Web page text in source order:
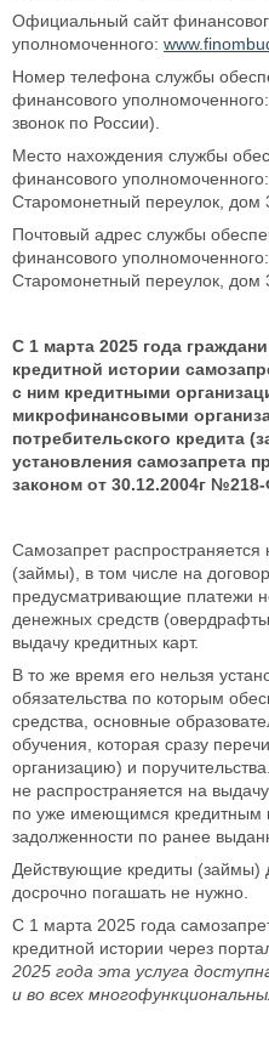
Официальный сайт
уполномоченного:
Номер телефона службы
финансового
звонок по России).
Место нахождения службы
финансового уполномоченного:
Старомонетный переулок, дом
Почтовый адрес службы
финансового уполномоченного:
Старомонетный переулок, дом
С 1 марта 2025 года
кредитной истории
с ним кредитными
микрофинансовыми
потребительского кредита
установления самозапрета
законом от 30.12.2004г
Самозапрет распространяется
(займы), в том числе на
предусматривающие платежи
денежных средств
выдачу кредитных карт.
В то же время его нельзя
обязательства по которым
средства, основные
обучения, которая сразу
организацию) и
не распространяется на
по уже имеющимся кредитным
задолженности по ранее
Действующие кредиты (займы)
досрочно погашать не нужно.
С 1 марта 2025 года
кредитной истории через
2025 года эта услуга
и во всех